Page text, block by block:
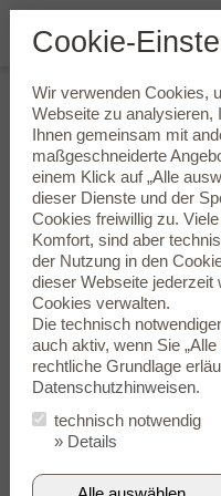
Hinter-dem-
Hinter dem Ohr getragene
jede Art von Hörproblem.
wesentlichen Unterschied:
integriertem Schallwandler,
man von klassischen
mit offener Versorgung –
Kabelleitung und dem
Begriffe Mini-HdO-Gerät
Gerät gebräuchlich.
Beide Varianten bieten
Vorteile. Welches Hinter-
Ruhe ganz persönlich mit
Cookie-
Wir verwenden Cookies,
Webseite zu analysieren,
Ihnen gemeinsam mit
maßgeschneiderte
einem Klick auf „Alle
dieser Dienste und der
Cookies freiwillig zu.
Komfort, sind aber
der Nutzung in den
dieser Webseite jederzeit
Cookies verwalten.
Die technisch
auch aktiv, wenn Sie
rechtliche Grundlage
Datenschutzhinweisen.
technisch notwendig
» Details